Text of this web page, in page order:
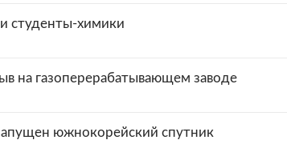
студенты-химики
на газоперерабатывающем заводе
южнокорейский спутник